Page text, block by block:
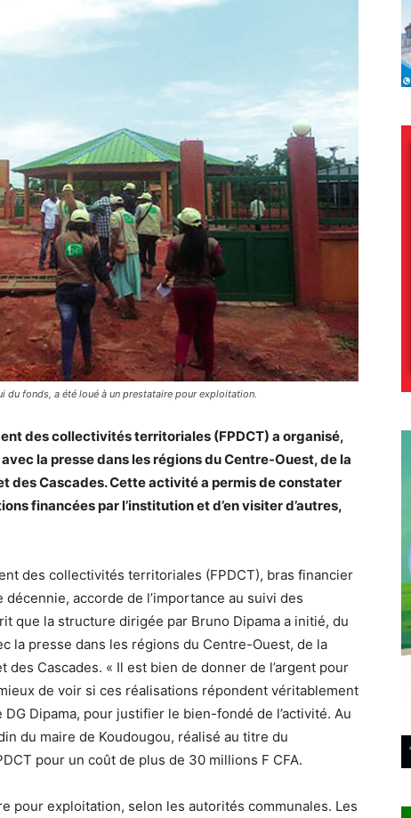
du fonds, a été loué à un prestataire pour exploitation.
des collectivités territoriales (FPDCT) a organisé,
la presse dans les régions du Centre-Ouest, de la
des Cascades. Cette activité a permis de constater
financées par l’institution et d’en visiter d’autres,
des collectivités territoriales (FPDCT), bras financier
accorde de l’importance au suivi des
que la structure dirigée par Bruno Dipama a initié, du
la presse dans les régions du Centre-Ouest, de la
Cascades. « Il est bien de donner de l’argent pour
de voir si ces réalisations répondent véritablement
Dipama, pour justifier le bien-fondé de l’activité. Au
du maire de Koudougou, réalisé au titre du
pour un coût de plus de 30 millions F CFA.
pour exploitation, selon les autorités communales. Les